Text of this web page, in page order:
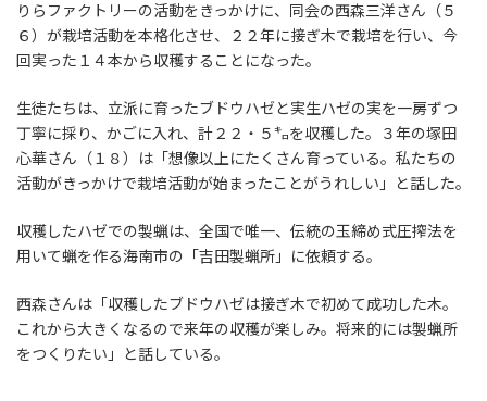
りらファクトリーの活動をきっかけに、同会の西森三洋さん（５
６）が栽培活動を本格化させ、２２年に接ぎ木で栽培を行い、今
回実った１４本から収穫することになった。
生徒たちは、立派に育ったブドウハゼと実生ハゼの実を一房ずつ
丁寧に採り、かごに入れ、計２２・５㌔を収穫した。３年の塚田
心華さん（１８）は「想像以上にたくさん育っている。私たちの
活動がきっかけで栽培活動が始まったことがうれしい」と話した。
収穫したハゼでの製蝋は、全国で唯一、伝統の玉締め式圧搾法を
用いて蝋を作る海南市の「吉田製蝋所」に依頼する。
西森さんは「収穫したブドウハゼは接ぎ木で初めて成功した木。
これから大きくなるので来年の収穫が楽しみ。将来的には製蝋所
をつくりたい」と話している。